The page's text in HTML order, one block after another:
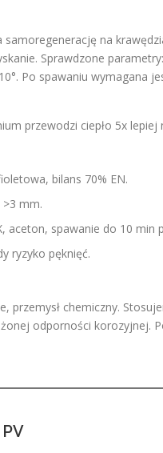
na
Sprawdzone
Po spawaniu wymagana
przewodzi ciepło 5x
bilans 70% EN.
mm.
aceton, spawanie do 10 min
ryzyko pęknięć.
przemysł chemiczny.
odporności korozyjnej.